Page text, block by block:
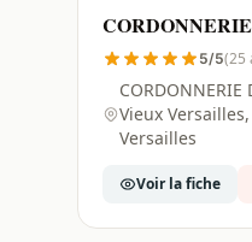
Versailles - 78000
5/5(25
CORDONNERIE
Vieux
Versailles
Voir la fiche